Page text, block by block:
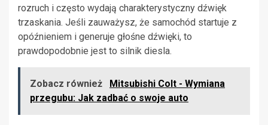
rozruch i często wydają charakterystyczny dźwięk
trzaskania. Jeśli zauważysz, że samochód startuje z
opóźnieniem i generuje głośne dźwięki, to
prawdopodobnie jest to silnik diesla.
Zobacz również
Mitsubishi Colt - Wymiana
przegubu: Jak zadbać o swoje auto